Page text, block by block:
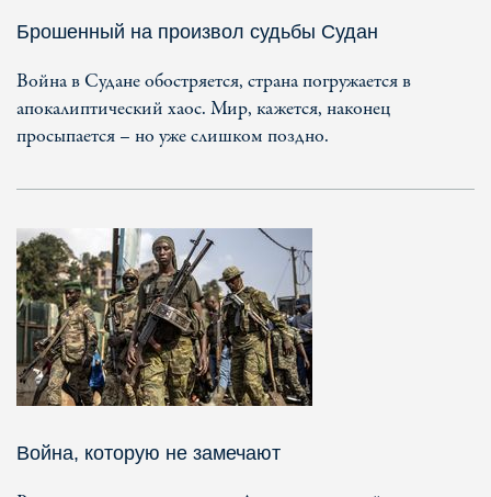
Брошенный на произвол судьбы Судан
Война в Судане обостряется, страна погружается в
апокалиптический хаос. Мир, кажется, наконец
просыпается – но уже слишком поздно.
Война, которую не замечают